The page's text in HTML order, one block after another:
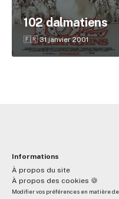
102 dalmatiens
🇫🇷 31 janvier 2001
Informations
À propos du site
À propos des cookies 🍪
Modifier vos préférences en matière